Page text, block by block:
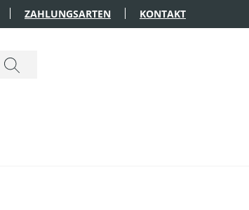
ZAHLUNGSARTEN KONTAKT